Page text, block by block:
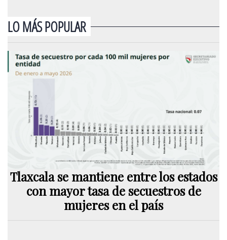
LO MÁS POPULAR
Tlaxcala se mantiene entre los estados
con mayor tasa de secuestros de
mujeres en el país